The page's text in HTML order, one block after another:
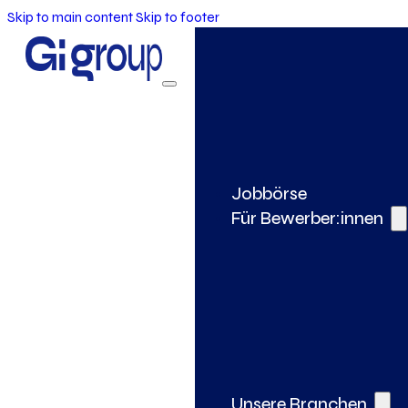
Skip to main contentSkip to footer
Jobbörse
Für Bewerber:innen